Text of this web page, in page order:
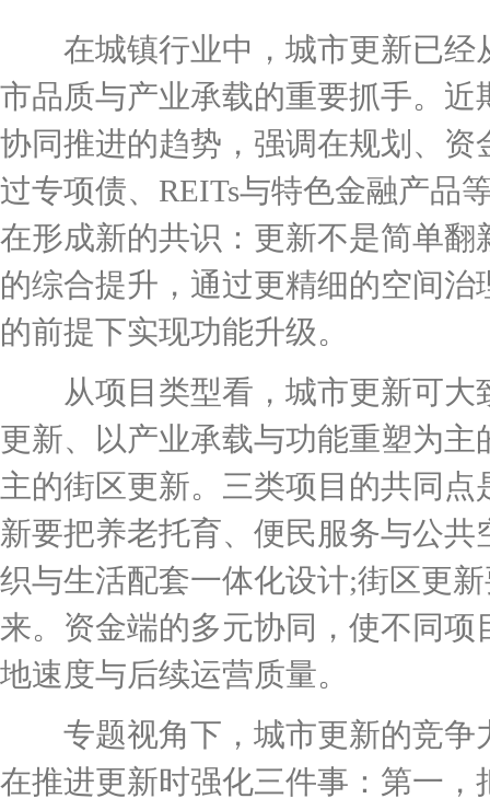
在城镇行业中，城市更新已经
市品质与产业承载的重要抓手。
协同推进的趋势，强调在规划、
过专项债、REITs与特色金融产品
在形成新的共识：更新不是简单
的综合提升，通过更精细的空间
的前提下实现功能升级。
从项目类型看，城市更新可大
更新、以产业承载与功能重塑为
主的街区更新。三类项目的共同点
新要把养老托育、便民服务与公
织与生活配套一体化设计;街区更
来。资金端的多元协同，使不同
地速度与后续运营质量。
专题视角下，城市更新的竞争
在推进更新时强化三件事：第一